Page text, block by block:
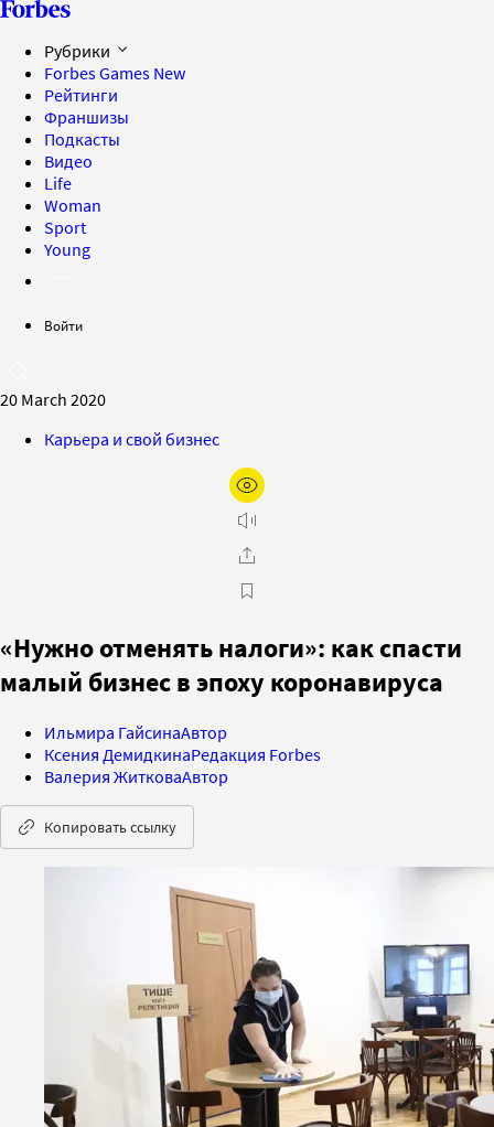
Рубрики
Forbes Games New
Рейтинги
Франшизы
Подкасты
Видео
Life
Woman
Sport
Young
Войти
20 March 2020
Карьера и свой бизнес
«Нужно отменять налоги»: как спасти
малый бизнес в эпоху коронавируса
Ильмира ГайсинаАвтор
Ксения ДемидкинаРедакция Forbes
Валерия ЖитковаАвтор
Копировать ссылку